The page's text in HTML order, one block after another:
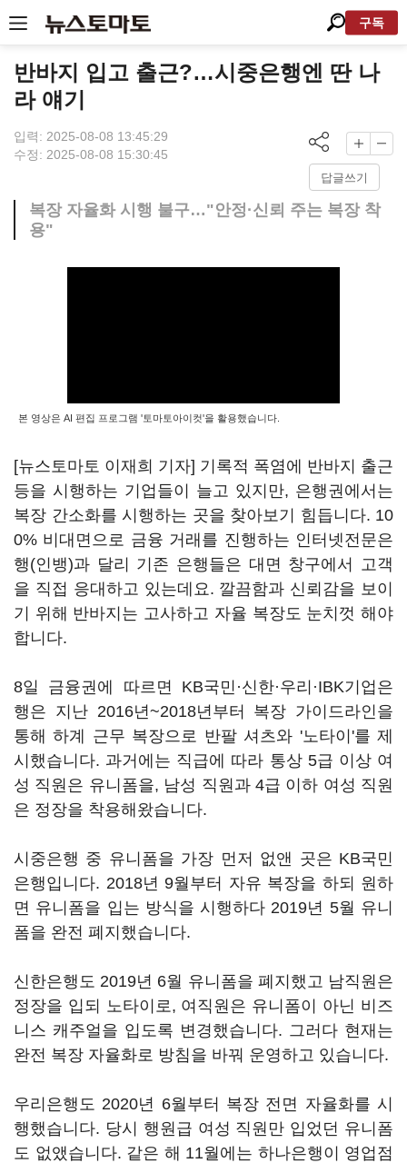
구독
반바지 입고 출근?…시중은행엔 딴 나
라 얘기
입력: 2025-08-08 13:45:29
수정: 2025-08-08 15:30:45
답글쓰기
복장 자율화 시행 불구…"안정·신뢰 주는 복장 착
용"
본 영상은 AI 편집 프로그램 '토마토아이컷'을 활용했습니다.
[뉴스토마토 이재희 기자] 기록적 폭염에 반바지 출근
등을 시행하는 기업들이 늘고 있지만, 은행권에서는
복장 간소화를 시행하는 곳을 찾아보기 힘듭니다. 10
0% 비대면으로 금융 거래를 진행하는 인터넷전문은
행(인뱅)과 달리 기존 은행들은 대면 창구에서 고객
을 직접 응대하고 있는데요. 깔끔함과 신뢰감을 보이
기 위해 반바지는 고사하고 자율 복장도 눈치껏 해야
합니다.
8일 금융권에 따르면 KB국민·신한·우리·IBK기업은
행은 지난 2016년~2018년부터 복장 가이드라인을
통해 하계 근무 복장으로 반팔 셔츠와 '노타이'를 제
시했습니다. 과거에는 직급에 따라 통상 5급 이상 여
성 직원은 유니폼을, 남성 직원과 4급 이하 여성 직원
은 정장을 착용해왔습니다.
시중은행 중 유니폼을 가장 먼저 없앤 곳은 KB국민
은행입니다. 2018년 9월부터 자유 복장을 하되 원하
면 유니폼을 입는 방식을 시행하다 2019년 5월 유니
폼을 완전 폐지했습니다.
신한은행도 2019년 6월 유니폼을 폐지했고 남직원은
정장을 입되 노타이로, 여직원은 유니폼이 아닌 비즈
니스 캐주얼을 입도록 변경했습니다. 그러다 현재는
완전 복장 자율화로 방침을 바꿔 운영하고 있습니다.
우리은행도 2020년 6월부터 복장 전면 자율화를 시
행했습니다. 당시 행원급 여성 직원만 입었던 유니폼
도 없앴습니다. 같은 해 11월에는 하나은행이 영업점